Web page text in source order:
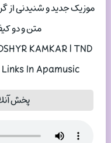
موزیک جدید و شنیدنی از
متن و دو
KAMKAR | TND
In Apamusic
پخش